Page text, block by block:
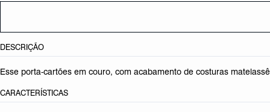
DESCRIÇÃO
Esse porta-cartões em couro, com acabamento de costuras
CARACTERÍSTICAS